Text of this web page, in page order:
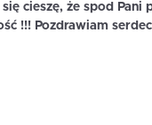
cieszę, że spod Pani
!!! Pozdrawiam